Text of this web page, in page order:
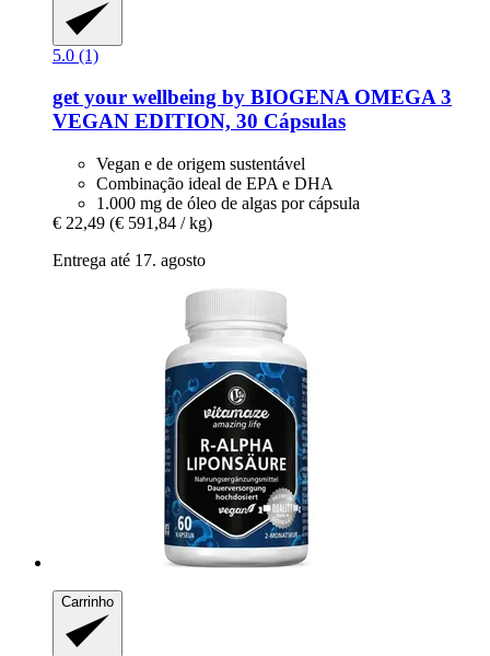
5.0 (1)
get your wellbeing by BIOGENAOMEGA 3
VEGAN EDITION, 30 Cápsulas
Vegan e de origem sustentável
Combinação ideal de EPA e DHA
1.000 mg de óleo de algas por cápsula
€ 22,49 (€ 591,84 / kg)
Entrega até 17. agosto
Carrinho